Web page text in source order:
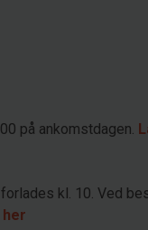
på ankomstdagen.
kl. 10. Ved